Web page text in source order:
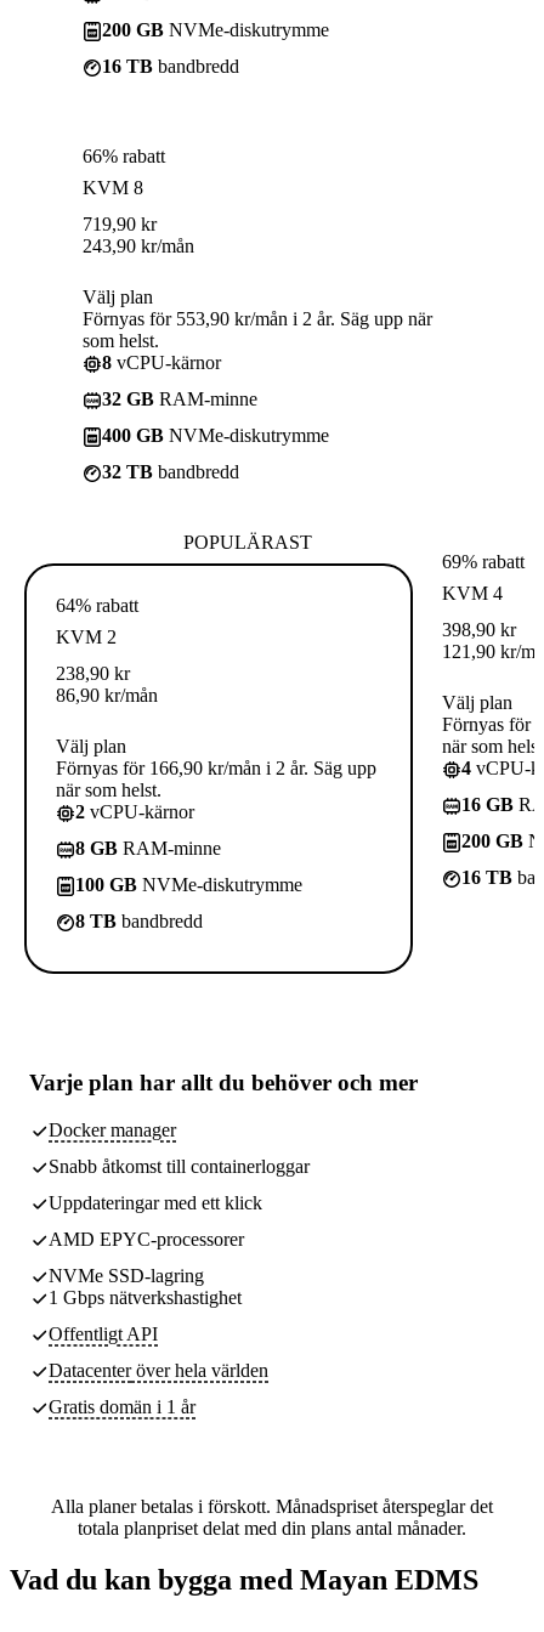
200 GB NVMe-diskutrymme
16 TB bandbredd
66% rabatt
KVM 8
719,90 kr
243,90 kr/mån
Välj plan
Förnyas för 553,90 kr/mån i 2 år. Säg upp när
som helst.
8 vCPU-kärnor
32 GB RAM-minne
400 GB NVMe-diskutrymme
32 TB bandbredd
POPULÄRAST
64% rabatt
KVM 2
238,90 kr
86,90 kr/mån
Välj plan
Förnyas för 166,90 kr/mån i 2 år. Säg upp
när som helst.
2 vCPU-kärnor
8 GB RAM-minne
100 GB NVMe-diskutrymme
8 TB bandbredd
69% rabatt
KVM 4
398,90 kr
121,90 kr/
Välj plan
Förnyas för
när som
4 vCPU-
16 GB
200 GB
16 TB
Varje plan har allt du behöver och mer
Docker manager
Snabb åtkomst till containerloggar
Uppdateringar med ett klick
AMD EPYC-processorer
NVMe SSD-lagring
1 Gbps nätverkshastighet
Offentligt API
Datacenteröver hela världen
Gratis domän i 1 år
Alla planer betalas i förskott. Månadspriset återspeglar det
totala planpriset delat med din plans antal månader.
Vad du kan bygga med Mayan EDMS